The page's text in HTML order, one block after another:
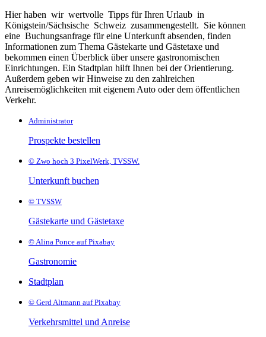
Hier haben wir wertvolle Tipps für Ihren Urlaub in
Königstein/Sächsische Schweiz zusammengestellt. Sie können
eine Buchungsanfrage für eine Unterkunft absenden, finden
Informationen zum Thema Gästekarte und Gästetaxe und
bekommen einen Überblick über unsere gastronomischen
Einrichtungen. Ein Stadtplan hilft Ihnen bei der Orientierung.
Außerdem geben wir Hinweise zu den zahlreichen
Anreisemöglichkeiten mit eigenem Auto oder dem öffentlichen
Verkehr.
Administrator
Prospekte bestellen
© Zwo hoch 3 PixelWerk, TVSSW.
Unterkunft buchen
© TVSSW
Gästekarte und Gästetaxe
© Alina Ponce auf Pixabay
Gastronomie
Stadtplan
© Gerd Altmann auf Pixabay
Verkehrsmittel und Anreise